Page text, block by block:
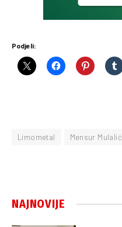
Podjeli:
Limometal Mensur Mulalić
NAJNOVIJE